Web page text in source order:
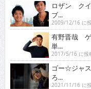
ロザン クイ
ブ...
2009/12/16 に
有野晋哉 ゲ
単...
2017/5/16 に投
ゴー☆ジャ
ろ...
2021/11/16 に